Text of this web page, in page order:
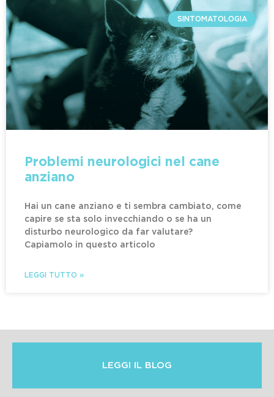
SINTOMATOLOGIA
Problemi neurologici nel cane
anziano
Hai un cane anziano e ti sembra cambiato, come
capire se sta solo invecchiando o se ha un
disturbo neurologico da far valutare?
Capiamolo in questo articolo
LEGGI TUTTO »
LEGGI IL BLOG